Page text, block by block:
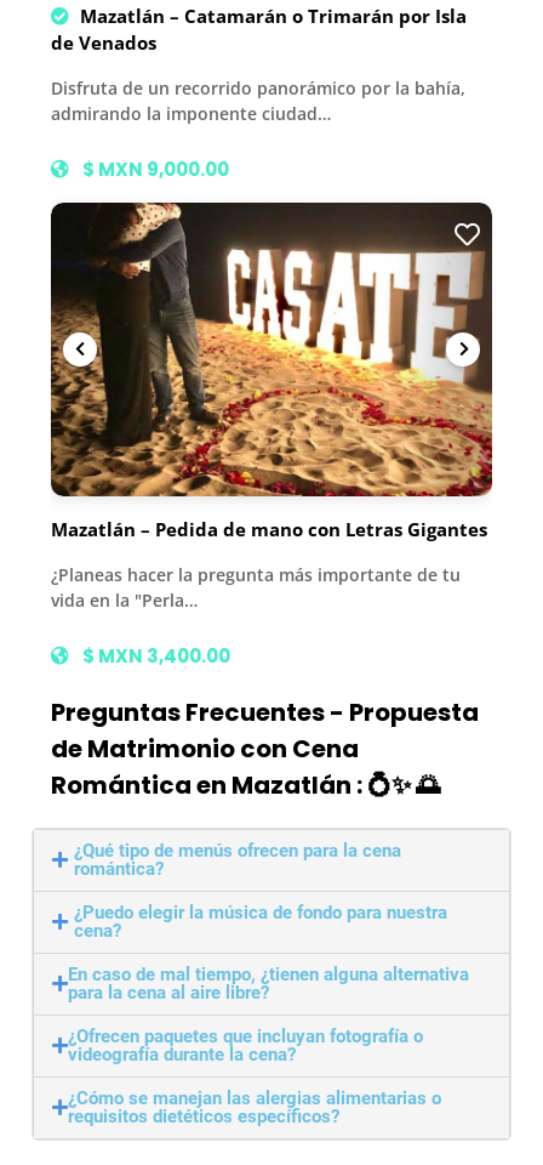
Mazatlán – Catamarán o Trimarán por Isla
de Venados
Disfruta de un recorrido panorámico por la bahía,
admirando la imponente ciudad…
$ MXN 9,000.00
Mazatlán – Pedida de mano con Letras Gigantes
¿Planeas hacer la pregunta más importante de tu
vida en la "Perla…
$ MXN 3,400.00
Preguntas Frecuentes - Propuesta
de Matrimonio con Cena
Romántica en Mazatlán : 💍✨ 🌅
¿Qué tipo de menús ofrecen para la cena
romántica?
¿Puedo elegir la música de fondo para nuestra
cena?
En caso de mal tiempo, ¿tienen alguna alternativa
para la cena al aire libre?
¿Ofrecen paquetes que incluyan fotografía o
videografía durante la cena?
¿Cómo se manejan las alergias alimentarias o
requisitos dietéticos específicos?